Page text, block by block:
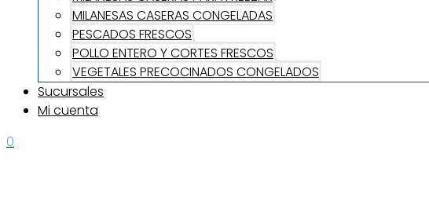
MILANESAS CASERAS CONGELADAS
PESCADOS FRESCOS
POLLO ENTERO Y CORTES FRESCOS
VEGETALES PRECOCINADOS CONGELADOS
Sucursales
Mi cuenta
0